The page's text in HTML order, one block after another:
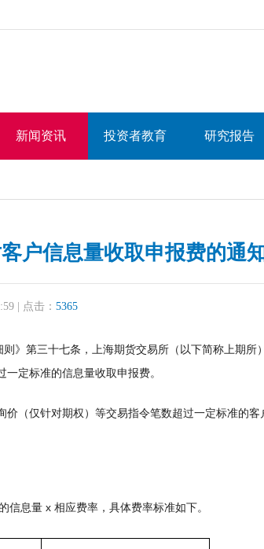
新闻资讯 投资者教育 研究报告
户信息量收取申报费的通
| 点击： 5365
第三十七条，上海期货交易所（以下简称上期所
定标准的信息量收取申报费。
（仅针对期权）等交易指令笔数超过一定标准的客
息量 х 相应费率，具体费率标准如下。